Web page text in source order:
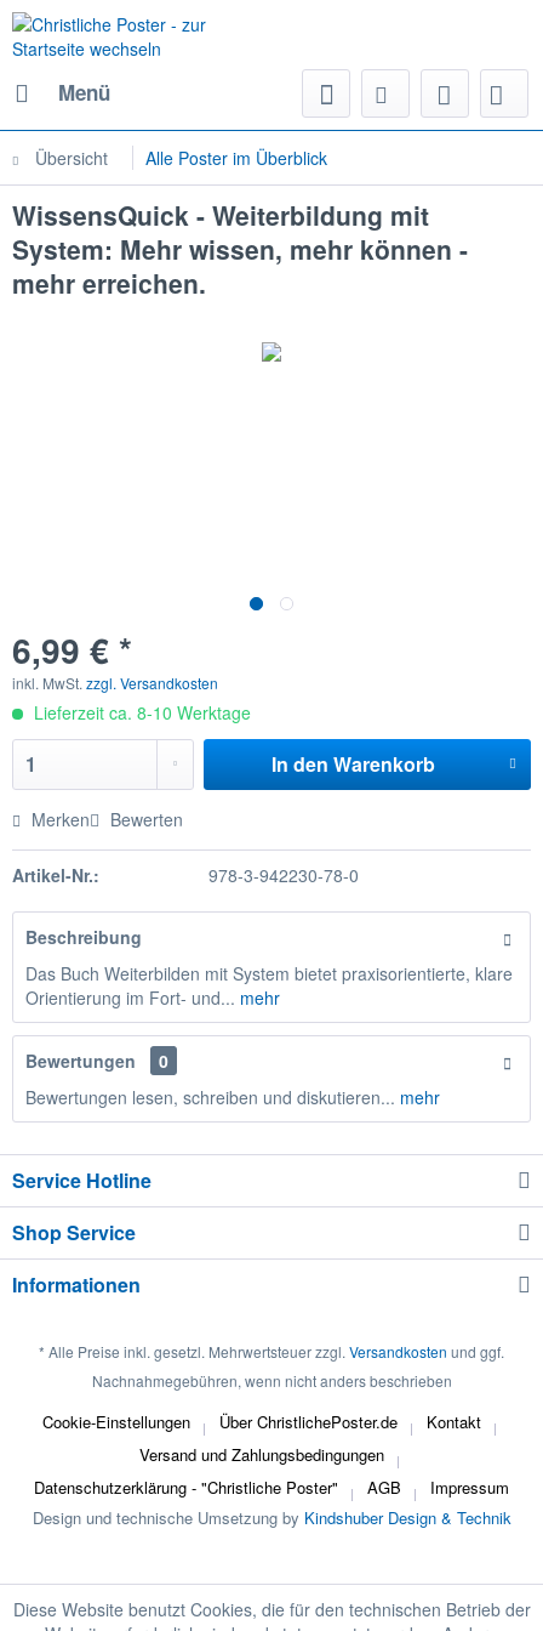
Menü
Übersicht Alle Poster im Überblick
WissensQuick - Weiterbildung mit
System: Mehr wissen, mehr können -
mehr erreichen.
6,99 € *
inkl. MwSt.zzgl. Versandkosten
Lieferzeit ca. 8-10 Werktage
In den Warenkorb
Merken Bewerten
Artikel-Nr.: 978-3-942230-78-0
Beschreibung
Das Buch Weiterbilden mit System bietet praxisorientierte, klare
Orientierung im Fort- und... mehr
Bewertungen
0
Bewertungen lesen, schreiben und diskutieren... mehr
Service Hotline
Shop Service
Informationen
* Alle Preise inkl. gesetzl. Mehrwertsteuer zzgl. Versandkosten und ggf.
Nachnahmegebühren, wenn nicht anders beschrieben
Cookie-Einstellungen Über ChristlichePoster.de
Kontakt
Versand und Zahlungsbedingungen
Datenschutzerklärung - "Christliche Poster"
AGB
Impressum
Design und technische Umsetzung by Kindshuber Design & Technik
Diese Website benutzt Cookies, die für den technischen Betrieb der